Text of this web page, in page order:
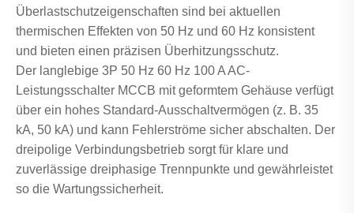
Überlastschutzeigenschaften sind bei aktuellen
thermischen Effekten von 50 Hz und 60 Hz konsistent
und bieten einen präzisen Überhitzungsschutz.
Der langlebige 3P 50 Hz 60 Hz 100 A AC-
Leistungsschalter MCCB mit geformtem Gehäuse verfügt
über ein hohes Standard-Ausschaltvermögen (z. B. 35
kA, 50 kA) und kann Fehlerströme sicher abschalten. Der
dreipolige Verbindungsbetrieb sorgt für klare und
zuverlässige dreiphasige Trennpunkte und gewährleistet
so die Wartungssicherheit.